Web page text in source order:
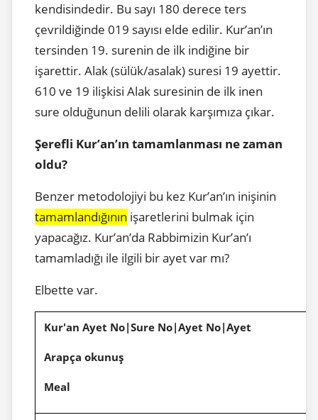
kendisindedir. Bu sayı 180 derece ters
çevrildiğinde 019 sayısı elde edilir. Kur’an’ın
tersinden 19. surenin de ilk indiğine bir
işarettir. Alak (sülük/asalak) suresi 19 ayettir.
610 ve 19 ilişkisi Alak suresinin de ilk inen
sure olduğunun delili olarak karşımıza çıkar.
Şerefli Kur’an’ın tamamlanması ne zaman
oldu?
Benzer metodolojiyi bu kez Kur’an’ın inişinin
tamamlandığının işaretlerini bulmak için
yapacağız. Kur’an’da Rabbimizin Kur’an’ı
tamamladığı ile ilgili bir ayet var mı?
Elbette var.
Kur'an Ayet No|Sure No|Ayet No|Ayet
Arapça okunuş
Meal